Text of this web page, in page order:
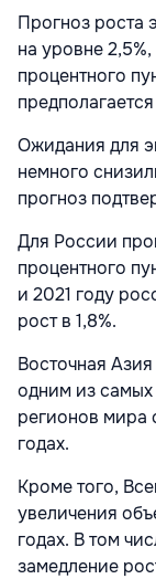
Прогноз роста
на уровне
процентного
Ожидания для
немного
прогноз
Для России
процентного
и 2021 году
рост в 1,8%.
Восточная
одним из
регионов мира
годах.
Кроме того,
увеличения
годах. В том
замедление